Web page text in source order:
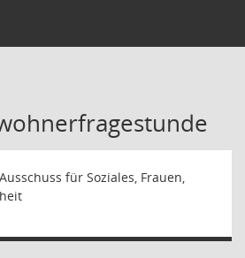
Ausschuss für Soziales, Frauen,